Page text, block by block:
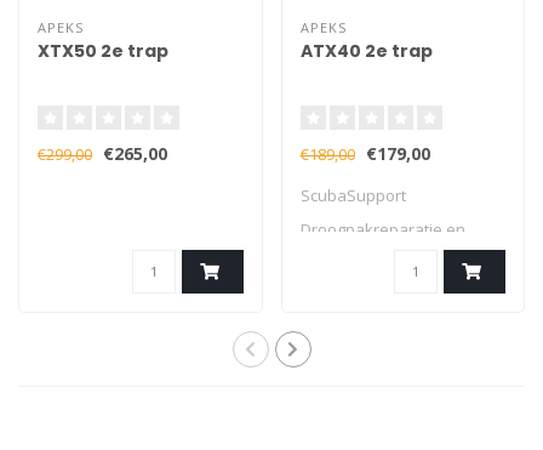
APEKS
XTX50 2e trap
€299,00 €265,00
APEKS
ATX40 2e trap
€189,00 €179,00
ScubaSupport
Droogpakreparatie en